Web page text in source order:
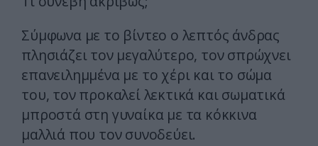
Σύμφωνα με το βίντεο ο λεπτός άνδρας
πλησιάζει τον μεγαλύτερο, τον σπρώχνει
επανειλημμένα με το χέρι και το σώμα
του, τον προκαλεί λεκτικά και σωματικά
μπροστά στη γυναίκα με τα κόκκινα
μαλλιά που τον συνοδεύει.